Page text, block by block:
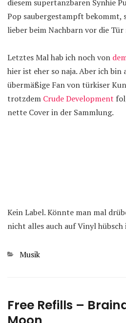
diesem supertanzbaren Synhie
Pop saubergestampft bekommt,
lieber beim Nachbarn vor die
Letztes Mal hab ich noch von
hier ist eher so naja. Aber ich bin
übermäßige Fan von türkiser
trotzdem Crude Development
nette Cover in der Sammlung.
Kein Label. Könnte man mal
nicht alles auch auf Vinyl hübsch
Kategorien
Musik
Free Refills –